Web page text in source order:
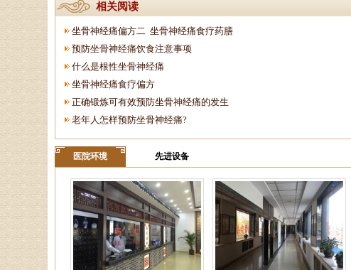
相关阅读
坐骨神经痛偏方二 坐骨神经痛食疗药膳
预防坐骨神经痛饮食注意事项
什么是根性坐骨神经痛
坐骨神经痛食疗偏方
正确锻炼可有效预防坐骨神经痛的发生
老年人怎样预防坐骨神经痛?
医院环境 先进设备